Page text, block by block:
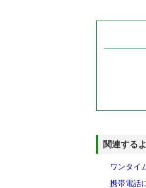
関連する
ワンタイ
携帯電話